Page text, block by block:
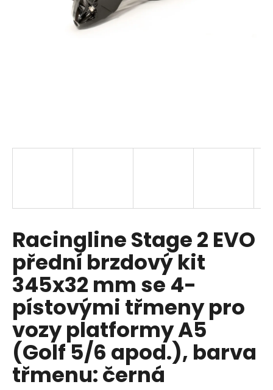
Racingline Stage 2 EVO
přední brzdový kit
345x32 mm se 4-
pístovými třmeny pro
vozy platformy A5
(Golf 5/6 apod.), barva
třmenu: černá
o
o
r
u
č
u
j
e
m
e
NGK